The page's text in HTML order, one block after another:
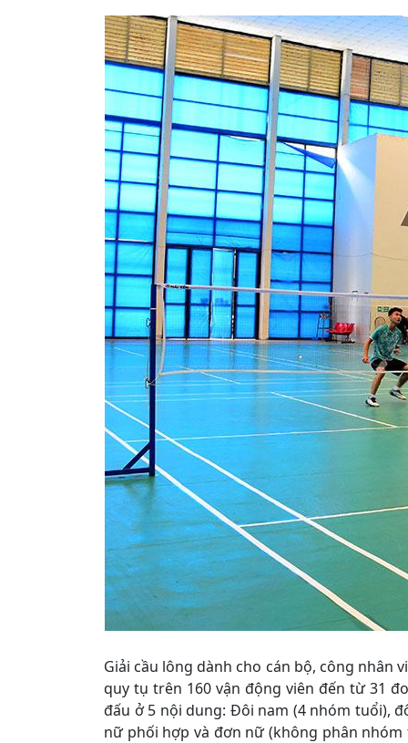
Giải cầu lông dành cho cán bộ, công nhân
quy tụ trên 160 vận động viên đến từ 31
đấu ở 5 nội dung: Đôi nam (4 nhóm tuổi),
nữ phối hợp và đơn nữ (không phân nhóm